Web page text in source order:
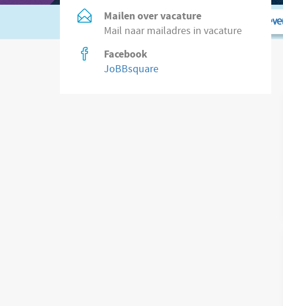
Of zoek in8.500 vacatures direct bij
Mailen over vacature
Mail naar mailadres in vacature
Facebook
JoBBsquare